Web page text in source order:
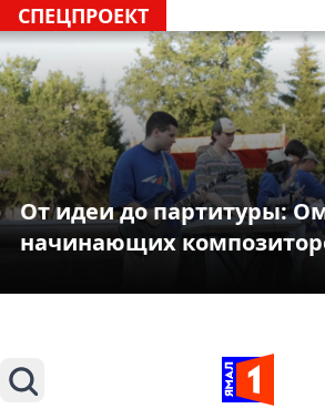
СПЕЦПРОЕКТ
От идеи до партитуры:
начинающих
Поиск